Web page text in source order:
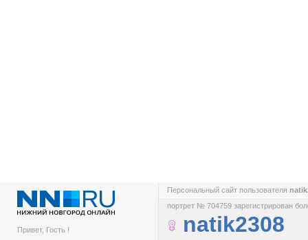
Привет, Гость !
Персональный сайт пользователя
портрет № 704759 зарегистрирован
natik2308